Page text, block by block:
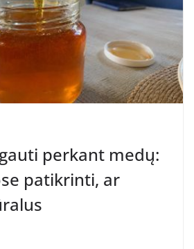
perkant medų:
patikrinti, ar